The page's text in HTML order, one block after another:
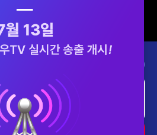
2026-08-08 (토)